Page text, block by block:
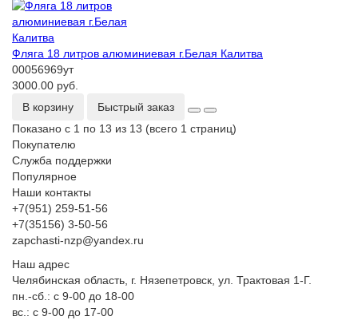
Фляга 18 литров алюминиевая г.Белая Калитва
00056969ут
3000.00 руб.
В корзину
Быстрый заказ
Показано с 1 по 13 из 13 (всего 1 страниц)
Покупателю
Служба поддержки
Популярное
Наши контакты
+7(951) 259-51-56
+7(35156) 3-50-56
zapchasti-nzp@yandex.ru
Наш адрес
Челябинская область, г. Нязепетровск, ул. Трактовая 1-Г.
пн.-сб.: с 9-00 до 18-00
вс.: с 9-00 до 17-00